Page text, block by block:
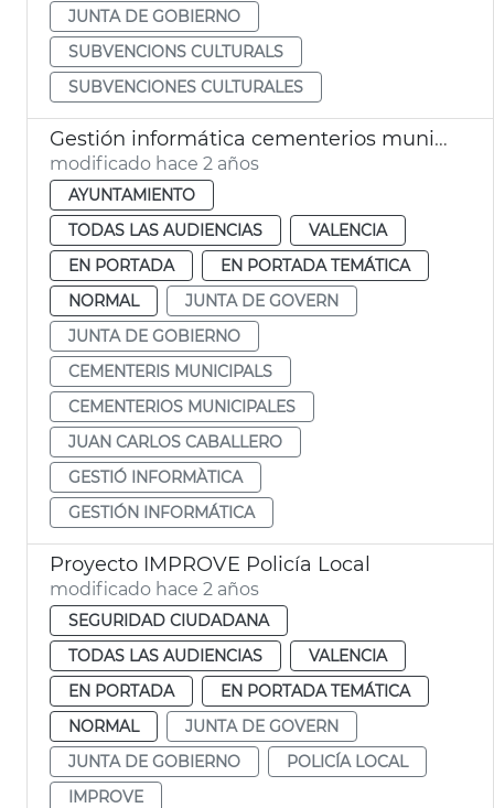
JUNTA DE GOBIERNO
SUBVENCIONS CULTURALS
SUBVENCIONES CULTURALES
Gestión informática cementerios municipales
modificado hace 2 años
AYUNTAMIENTO
TODAS LAS AUDIENCIAS
VALENCIA
EN PORTADA
EN PORTADA TEMÁTICA
NORMAL
JUNTA DE GOVERN
JUNTA DE GOBIERNO
CEMENTERIS MUNICIPALS
CEMENTERIOS MUNICIPALES
JUAN CARLOS CABALLERO
GESTIÓ INFORMÀTICA
GESTIÓN INFORMÁTICA
Proyecto IMPROVE Policía Local
modificado hace 2 años
SEGURIDAD CIUDADANA
TODAS LAS AUDIENCIAS
VALENCIA
EN PORTADA
EN PORTADA TEMÁTICA
NORMAL
JUNTA DE GOVERN
JUNTA DE GOBIERNO
POLICÍA LOCAL
IMPROVE